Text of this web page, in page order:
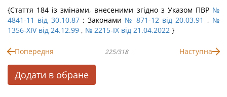
{Стаття 184 із змінами, внесеними згідно з Указом ПВР №
4841-11 від 30.10.87; Законами № 871-12 від 20.03.91 , №
1356-XIV від 24.12.99 , № 2215-IX від 21.04.2022 }
Попередня 225/318 Наступна
Додати в обране